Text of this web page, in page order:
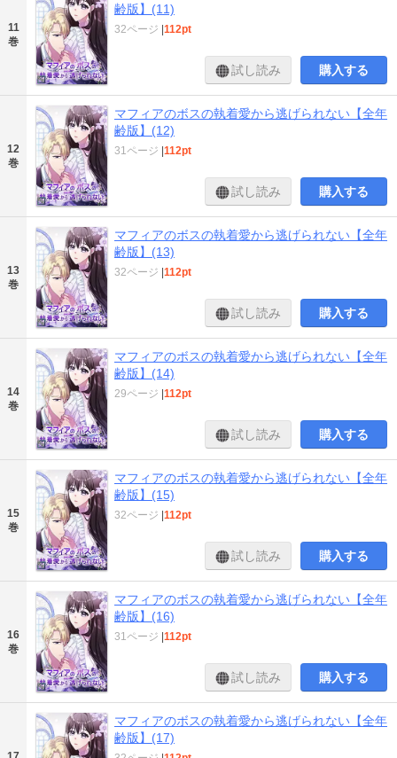
11
巻
齢版】(11)
32ページ |112pt
試し読み 購入する
12
巻
マフィアのボスの執着愛から逃げられない【全年
齢版】(12)
31ページ |112pt
試し読み 購入する
13
巻
マフィアのボスの執着愛から逃げられない【全年
齢版】(13)
32ページ |112pt
試し読み 購入する
14
巻
マフィアのボスの執着愛から逃げられない【全年
齢版】(14)
29ページ |112pt
試し読み 購入する
15
巻
マフィアのボスの執着愛から逃げられない【全年
齢版】(15)
32ページ |112pt
試し読み 購入する
16
巻
マフィアのボスの執着愛から逃げられない【全年
齢版】(16)
31ページ |112pt
試し読み 購入する
マフィアのボスの執着愛から逃げられない【全年
齢版】(17)